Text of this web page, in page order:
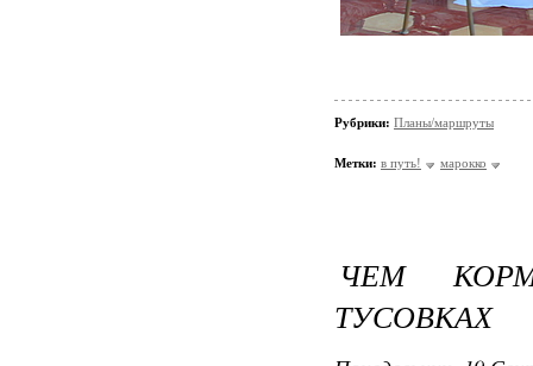
Рубрики: Планы/маршруты
Метки: в путь! марокко
ЧЕМ
ТУСОВКАХ